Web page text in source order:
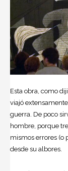
Esta obra, como
viajó
guerra. De poco
hombre, porque
mismos errores (o
desde su albores.